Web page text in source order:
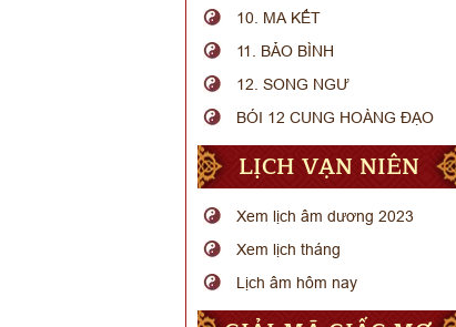
10. MA KẾT
11. BẢO BÌNH
12. SONG NGƯ
BÓI 12 CUNG HOÀNG ĐẠO
LỊCH VẠN NIÊN
Xem lịch âm dương 2023
Xem lịch tháng
Lịch âm hôm nay